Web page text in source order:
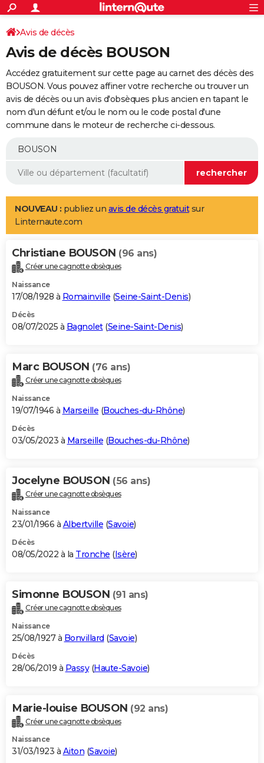
ACTUALITÉS
Politique
Société
Faits Divers
Education
Monde
Villes
+
SPORT
Coupe du monde 2026
Football
Tennis
Cyclisme
Rugby
Forum
Programme TV
TNT
Streaming
Cinéma
Sorties cinéma
Musique
+
FINANCE
Retraite
Epargne
Immobilier
Risques naturels par ville
Banque
Assurance
AUTO
Essais
Réserver un essai
Citadines
Berlines
SUV
Forum auto
+
Mobiles
Meilleur smartphone
Internet
Ordinateurs
Jeux vidéo
Guide high-tech
Aménagement intérieur
LIFESTYLE
Art de vivre
Bien-être
Loisirs
Mode
Modes de vie
Alimentation
Guide de la santé
Maladies
Médicaments
Sommeil
VOYAGE
Destinations
City break
Voyage nature
Voyage de noces
Forum
Climat
+PHOTO
GUIDES D'ACHAT
BONS PLANS
Carte de Noël
Carte Bonne année
Carte Saint-Valentin
Carte Pâques
Carte d'anniversaire
DICTIONNAIRE
Dictionnaire
Biographies
Citations
Expressions
Proverbes
PROGRAMME TV
S'inscrire
Se connecter
Lycées
Collèges
Primaires
Universités
Entreprises
Service militaire
Avis de recherche
AVIS DE DÉCÈS
Bricolage
Lifestyle
Culture
Sport
Auto
Television
Voyage
Cinema
Avis de décès
Avis de décès BOUSON
Accédez gratuitement sur cette page au carnet des décès des
BOUSON. Vous pouvez affiner votre recherche ou trouver un
avis de décès ou un avis d'obsèques plus ancien en tapant le
nom d'un défunt et/ou le nom ou le code postal d'une
commune dans le moteur de recherche ci-dessous.
NOUVEAU : publiez un avis de décès gratuitsur
Linternaute.com
Christiane BOUSON (96 ans)
Créer une cagnotte obsèques
Naissance
17/08/1928 à Romainville (Seine-Saint-Denis)
Décès
08/07/2025 à Bagnolet(Seine-Saint-Denis)
Marc BOUSON (76 ans)
Créer une cagnotte obsèques
Naissance
19/07/1946 à Marseille (Bouches-du-Rhône)
Décès
03/05/2023 à Marseille (Bouches-du-Rhône)
Jocelyne BOUSON (56 ans)
Créer une cagnotte obsèques
Naissance
23/01/1966 à Albertville (Savoie)
Décès
08/05/2022 à la Tronche (Isère)
Simonne BOUSON (91 ans)
Créer une cagnotte obsèques
Naissance
25/08/1927 à Bonvillard (Savoie)
Décès
28/06/2019 à Passy(Haute-Savoie)
Marie-louise BOUSON (92 ans)
Créer une cagnotte obsèques
Naissance
31/03/1923 à Aiton (Savoie)